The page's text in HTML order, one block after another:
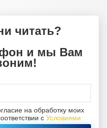
читать?
и мы Вам
на обработку моих
с Условиями